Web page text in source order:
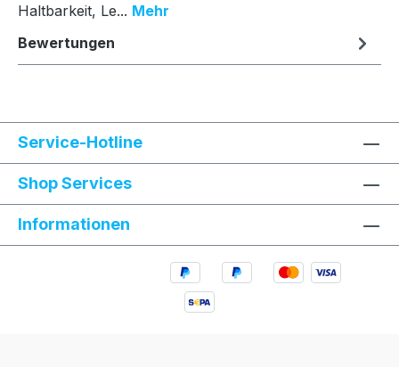
Haltbarkeit, Le... Mehr
Bewertungen
Service-Hotline
Shop Services
Informationen